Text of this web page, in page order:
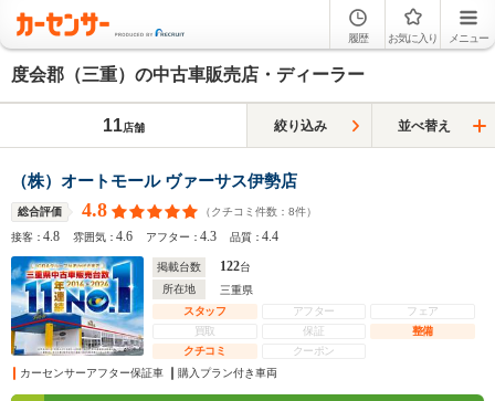
履歴 お気に入り メニュー
度会郡（三重）の中古車販売店・ディーラー
11店舗 絞り込み 並べ替え
（株）オートモール ヴァーサス伊勢店
総合評価 4.8 （クチコミ件数： 8件）
接客：4.8 雰囲気：4.6 アフター：4.3 品質：4.4
掲載台数 122台
所在地
三重県
スタッフ
アフター
フェア
買取
保証
整備
クチコミ
クーポン
カーセンサーアフター保証車
購入プラン付き車両